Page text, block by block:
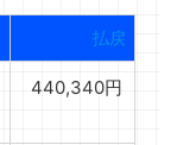
払戻
440,340円